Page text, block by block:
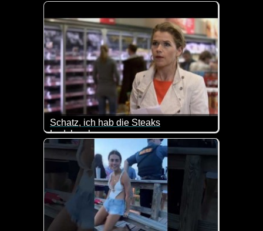
Schatz, ich hab die Steaks
Ladykracher
Zum Glück ist das noch nicht so, aber wer weiß,